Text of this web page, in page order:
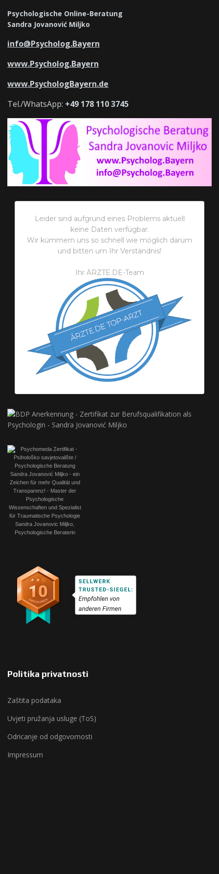
Psychologische Online-Beratung
Sandra Jovanović Miljko
info@Psycholog.Bayern
www.Psycholog.Bayern
www.PsychologBayern.de
Tel./WhatsApp: +49 178 110 3745
Leider sind aufgrund eines Problems aktuell
keine Daten verfügbar.
Wir kümmern uns so schnell wie möglich darum
und bitten um Ihr Verständnis!
Ihr ÄRZTE.DE-Team
Politika privatnosti
Zaštita podataka
Uvjeti pružanja usluge (ToS)
Odricanje od odgovornosti
Impressum